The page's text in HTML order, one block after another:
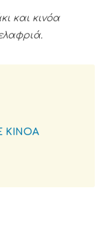
και κινόα
ΚΙΝΟΑ